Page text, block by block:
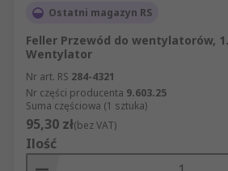
Ostatni magazyn RS
Feller Przewód do wentylatorów,
Wentylator
Nr art. RS 284-4321
Nr części producenta 9.603.25
Suma częściowa (1 sztuka)
95,30 zł(bez VAT)
Ilość